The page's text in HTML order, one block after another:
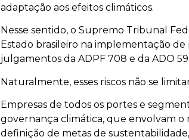
adaptação aos efeitos climáticos.
Nesse sentido, o Supremo Tribunal
Estado brasileiro na implementação
julgamentos da ADPF 708 e da ADO 59.
Naturalmente, esses riscos não se
Empresas de todos os portes e
governança climática, que envolvam
definição de metas de